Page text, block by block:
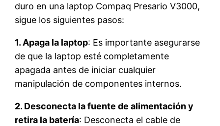
duro en una laptop Compaq Presario V3000,
sigue los siguientes pasos:
1. Apaga la laptop: Es importante asegurarse
de que la laptop esté completamente
apagada antes de iniciar cualquier
manipulación de componentes internos.
2. Desconecta la fuente de alimentación y
retira la batería: Desconecta el cable de